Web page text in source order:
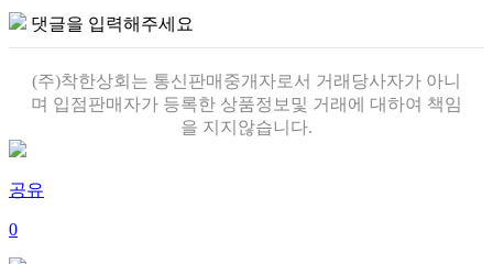
댓글을 입력해주세요
(주)착한상회는 통신판매중개자로서 거래당사자가 아니
며 입점판매자가 등록한 상품정보및 거래에 대하여 책임
을 지지않습니다.
공유
0